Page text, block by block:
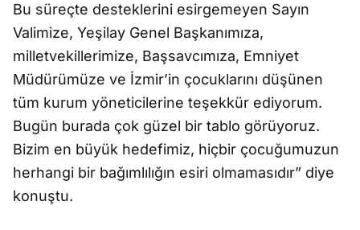
Bu süreçte desteklerini esirgemeyen Sayın
Valimize, Yeşilay Genel Başkanımıza,
milletvekillerimize, Başsavcımıza, Emniyet
Müdürümüze ve İzmir’in çocuklarını düşünen
tüm kurum yöneticilerine teşekkür ediyorum.
Bugün burada çok güzel bir tablo görüyoruz.
Bizim en büyük hedefimiz, hiçbir çocuğumuzun
herhangi bir bağımlılığın esiri olmamasıdır” diye
konuştu.